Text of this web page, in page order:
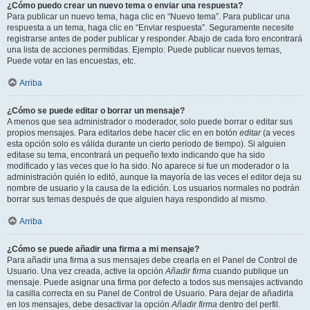
¿Cómo puedo crear un nuevo tema o enviar una respuesta?
Para publicar un nuevo tema, haga clic en “Nuevo tema”. Para publicar una
respuesta a un tema, haga clic en “Enviar respuesta”. Seguramente necesite
registrarse antes de poder publicar y responder. Abajo de cada foro encontrará
una lista de acciones permitidas. Ejemplo: Puede publicar nuevos temas,
Puede votar en las encuestas, etc.
Arriba
¿Cómo se puede editar o borrar un mensaje?
A menos que sea administrador o moderador, solo puede borrar o editar sus
propios mensajes. Para editarlos debe hacer clic en en botón editar(a veces
esta opción solo es válida durante un cierto periodo de tiempo). Si alguien
editase su tema, encontrará un pequeño texto indicando que ha sido
modificado y las veces que lo ha sido. No aparece si fue un moderador o la
administración quién lo editó, aunque la mayoría de las veces el editor deja su
nombre de usuario y la causa de la edición. Los usuarios normales no podrán
borrar sus temas después de que alguien haya respondido al mismo.
Arriba
¿Cómo se puede añadir una firma a mi mensaje?
Para añadir una firma a sus mensajes debe crearla en el Panel de Control de
Usuario. Una vez creada, active la opciónAñadir firma cuando publique un
mensaje. Puede asignar una firma por defecto a todos sus mensajes activando
la casilla correcta en su Panel de Control de Usuario. Para dejar de añadirla
en los mensajes, debe desactivar la opciónAñadir firma dentro del perfil.